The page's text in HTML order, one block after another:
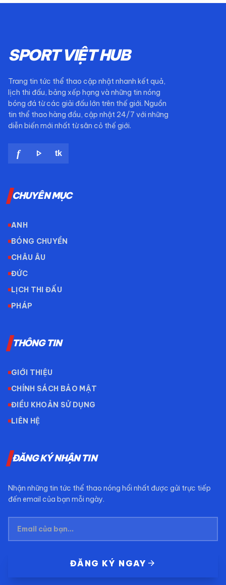
SPORT VIỆT HUB
Trang tin tức thể thao cập nhật nhanh kết quả,
lịch thi đấu, bảng xếp hạng và những tin nóng
bóng đá từ các giải đấu lớn trên thế giới. Nguồn
tin thể thao hàng đầu, cập nhật 24/7 với những
diễn biến mới nhất từ sân cỏ thế giới.
f play_arrow tk
CHUYÊN MỤC
ANH
BÓNG CHUYỀN
CHÂU ÂU
ĐỨC
LỊCH THI ĐẤU
PHÁP
THÔNG TIN
GIỚI THIỆU
CHÍNH SÁCH BẢO MẬT
ĐIỀU KHOẢN SỬ DỤNG
LIÊN HỆ
ĐĂNG KÝ NHẬN TIN
Nhận những tin tức thể thao nóng hổi nhất được gửi trực tiếp
đến email của bạn mỗi ngày.
ĐĂNG KÝ NGAY arrow_forward